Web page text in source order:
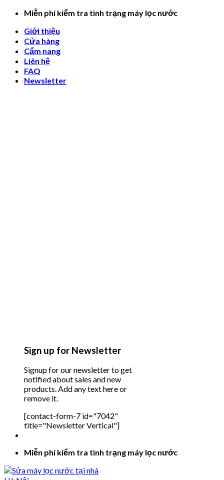
Skip
content
Miễn phí kiểm tra tình trạng máy lọc nước
Giới thiệu
Cửa hàng
Cẩm nang
Liên hệ
FAQ
Newsletter
Sign up for Newsletter
Signup for our newsletter to get
notified about sales and new
products. Add any text here or
remove it.
[contact-form-7 id="7042"
title="Newsletter Vertical"]
Miễn phí kiểm tra tình trạng máy lọc nước